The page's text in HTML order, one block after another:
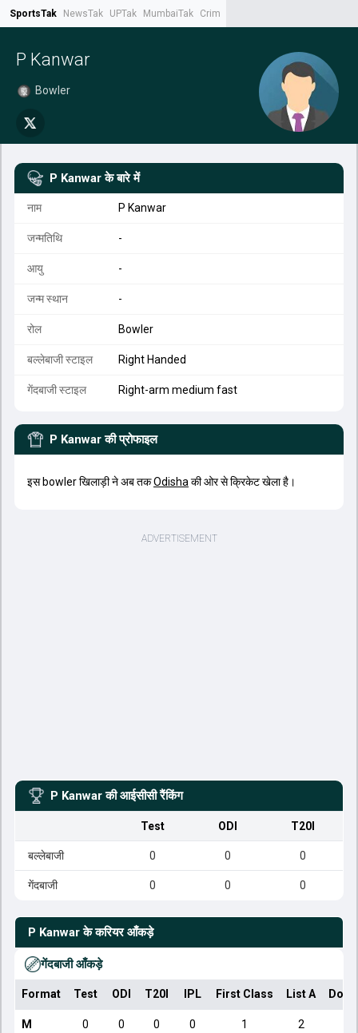
SportsTak NewsTak UPTak MumbaiTak CrimeTak
P Kanwar
Bowler
P Kanwar के बारे में
नाम P Kanwar
जन्मतिथि -
आयु -
जन्म स्थान -
रोल Bowler
बल्लेबाजी स्टाइल Right Handed
गेंदबाजी स्टाइल Right-arm medium fast
P Kanwar की प्रोफाइल
इस bowler खिलाड़ी ने अब तकOdisha की ओर से क्रिकेट खेला है।
P Kanwar की आईसीसी रैंकिंग
Test ODI T20I
बल्लेबाजी 0 0 0
गेंदबाजी 0 0 0
P Kanwar के करियर आँकड़े
गेंदबाजी आँकड़े
Format Test ODI T20I IPL First Class List A
M 0 0 0 0 1 2